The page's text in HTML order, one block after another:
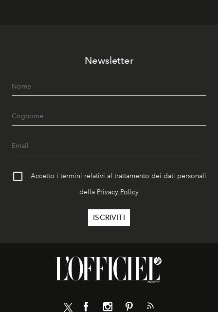
Newsletter
Accetto i termini relativi al trattamento dei dati personali
della Privacy Policy